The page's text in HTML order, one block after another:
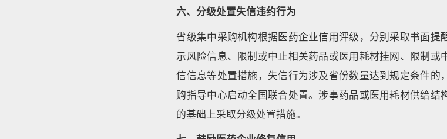
六、分级处置失信违约行为
省级集中采购机构根据医药企业信用评级，分别采取书面提
示风险信息、限制或中止相关药品或医用耗材挂网、限制或
信信息等处置措施，失信行为涉及省份数量达到规定条件的
购指导中心启动全国联合处置。涉事药品或医用耗材供给结
的基础上采取分级处置措施。